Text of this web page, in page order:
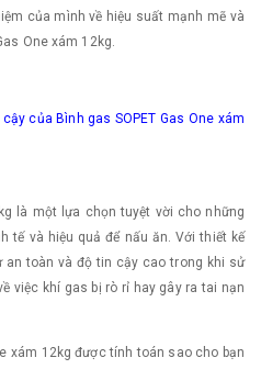
của mình về hiệu suất mạnh mẽ và
One xám 12kg.
của Bình gas SOPET Gas One xám
là một lựa chọn tuyệt vời cho những
tế và hiệu quả để nấu ăn. Với thiết kế
toàn và độ tin cậy cao trong khi sử
việc khí gas bị rò rỉ hay gây ra tai nạn
xám 12kg được tính toán sao cho bạn